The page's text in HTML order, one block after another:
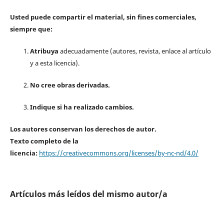
Usted puede compartir el material, sin fines comerciales,
siempre que:
Atribuya adecuadamente (autores, revista, enlace al artículo
y a esta licencia).
No cree obras derivadas.
Indique si ha realizado cambios.
Los autores conservan los derechos de autor.
Texto completo de la
licencia: https://creativecommons.org/licenses/by-nc-nd/4.0/
Artículos más leídos del mismo autor/a